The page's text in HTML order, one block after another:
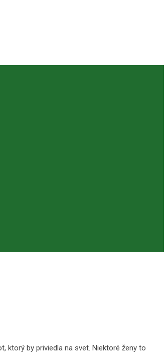
ktorý by priviedla na svet. Niektoré ženy to